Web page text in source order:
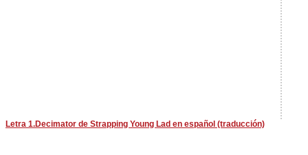
Letra 1.Decimator de Strapping Young Lad en español (traducción)